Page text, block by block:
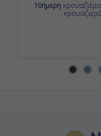
10ήμερη